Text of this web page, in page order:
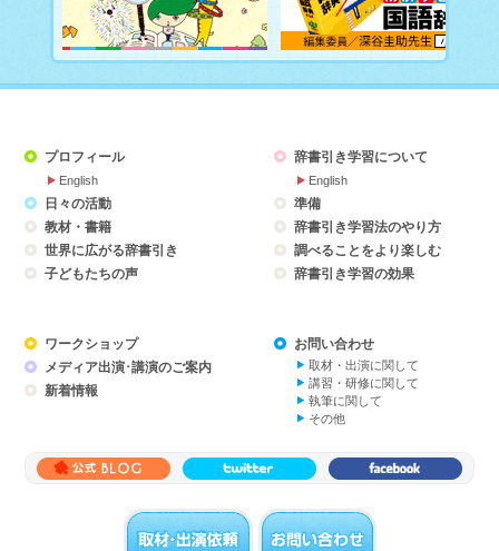
プロフィール
English
日々の活動
教材・書籍
世界に広がる辞書引き
子どもたちの声
辞書引き学習について
English
準備
辞書引き学習法のやり方
調べることをより楽しむ
辞書引き学習の効果
ワークショップ
メディア出演･講演のご案内
新着情報
お問い合わせ
取材・出演に関して
講習・研修に関して
執筆に関して
その他